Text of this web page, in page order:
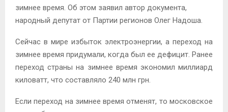
зимнее время. Об этом заявил автор документа,
народный депутат от Партии регионов Олег Надоша.
Сейчас в мире избыток электроэнергии, а переход на
зимнее время придумали, когда был ее дефицит. Ранее
переход страны на зимнее время экономил миллиард
киловатт, что составляло 240 млн грн.
Если переход на зимнее время отменят, то московское